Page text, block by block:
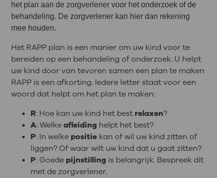
het plan aan de zorgverlener voor het onderzoek of de
behandeling. De zorgverlener kan hier dan rekening
mee houden.
Het RAPP plan is een manier om uw kind voor te
bereiden op een behandeling of onderzoek. U helpt
uw kind door van tevoren samen een plan te maken
RAPP is een afkorting. Iedere letter staat voor een
woord dat helpt om het plan te maken:
R: Hoe kan uw kind het best relaxen?
A: Welkeafleidinghelpt het best?
P: In welke positiekan of wil uw kind zitten of
liggen? Of waar wilt uw kind dat u gaat zitten?
P: Goede pijnstillingis belangrijk. Bespreek dit
met de zorgverlener.